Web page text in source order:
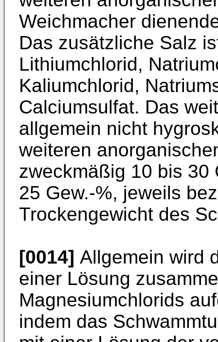
Weichmacher
Das zusätzliche Salz
Lithiumchlorid,
Kaliumchlorid,
Calciumsulfat. Das
allgemein nicht
weiteren
zweckmäßig 10 bis 30
25 Gew.-%, jeweils
Trockengewicht des
[0014] Allgemein wird
einer Lösung
Magnesiumchlorids
indem das